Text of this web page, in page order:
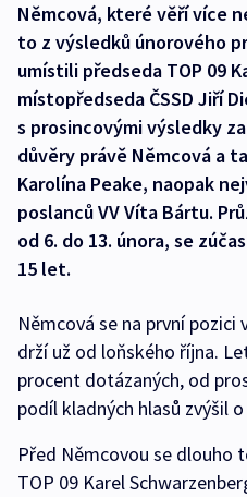
Němcová, které věří více
to z výsledků únorového
umístili předseda TOP 09
místopředseda ČSSD Jiří
s prosincovými výsledky
důvěry právě Němcová a
Karolína Peake, naopak
poslanců VV Víta Bártu.
od 6. do 13. února, se
15 let.
Němcová se na první
drží už od loňského října.
procent dotázaných, od
podíl kladných hlasů
Před Němcovou se dlouho
TOP 09 Karel